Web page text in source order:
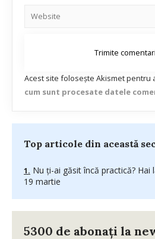
Acest site folosește Akismet pentru
cum sunt procesate datele
Top articole din această
Nu ți-ai găsit încă practică? Hai
19 martie
5300 de abonați la